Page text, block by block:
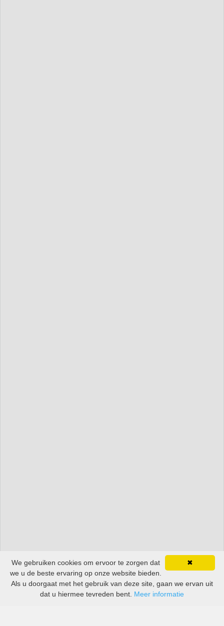
✖
We gebruiken cookies om ervoor te zorgen dat
we u de beste ervaring op onze website bieden.
Als u doorgaat met het gebruik van deze site, gaan we ervan uit
dat u hiermee tevreden bent. Meer informatie